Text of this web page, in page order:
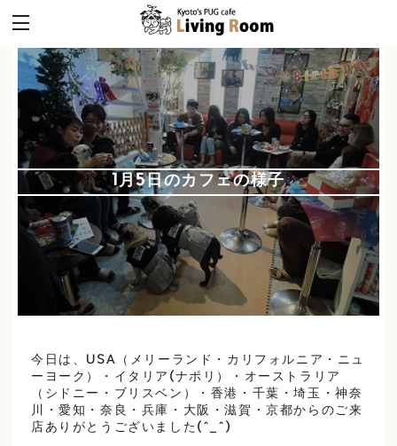
1月5日のカフェの様子
今日は、USA（メリーランド・カリフォルニア・ニュ
ーヨーク）・イタリア(ナポリ）・オーストラリア
（シドニー・ブリスベン）・香港・千葉・埼玉・神奈
川・愛知・奈良・兵庫・大阪・滋賀・京都からのご来
店ありがとうございました(^_^)